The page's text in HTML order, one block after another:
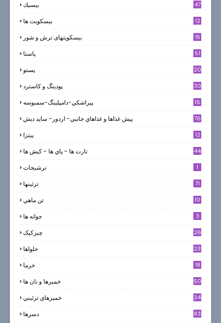
بيسيك 47
بیسکویت ها
12
بیسکویتهای ترش و شور 15
پاستا 51
پستو 20
پودینگ و کاسترد 30
پيراشكي-دامپلينگ-سمبوسه 16
پيش غذاها و غذاهاي جانبي- اردور- سايد ديش 76
پیتزا 12
تارت ها - پاي ها - كيش ها 44
ترشيجات 1
تزئینها 71
تن ماهي 10
جوانه ها 3
چیزکیک 26
حلواها 23
خرما 18
خميرها و نان ها 50
خميرهاي تزئيني 34
دسرها 83